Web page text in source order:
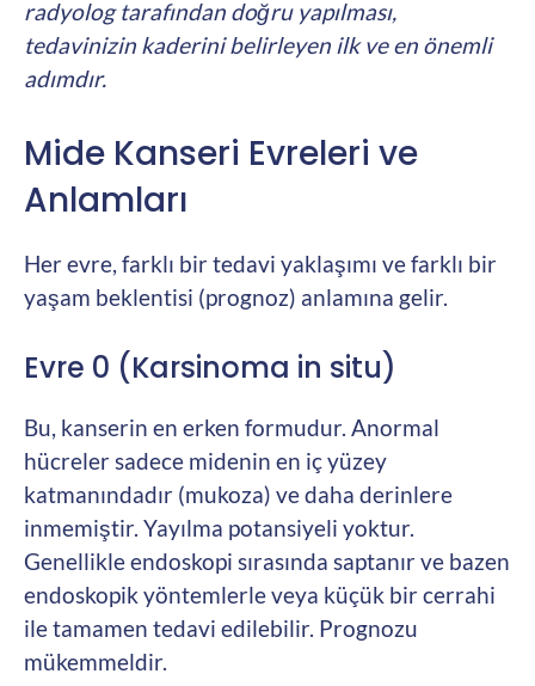
radyolog tarafından doğru yapılması,
tedavinizin kaderini belirleyen ilk ve en önemli
adımdır.
Mide Kanseri Evreleri ve
Anlamları
Her evre, farklı bir tedavi yaklaşımı ve farklı bir
yaşam beklentisi (prognoz) anlamına gelir.
Evre 0 (Karsinoma in situ)
Bu, kanserin en erken formudur. Anormal
hücreler sadece midenin en iç yüzey
katmanındadır (mukoza) ve daha derinlere
inmemiştir. Yayılma potansiyeli yoktur.
Genellikle endoskopi sırasında saptanır ve bazen
endoskopik yöntemlerle veya küçük bir cerrahi
ile tamamen tedavi edilebilir. Prognozu
mükemmeldir.